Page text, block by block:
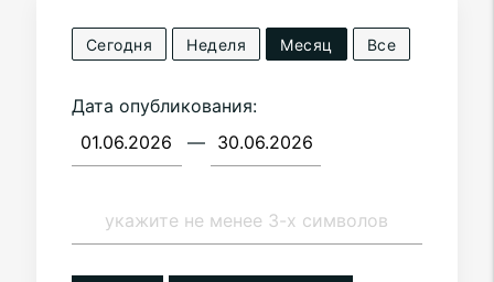
Сегодня Неделя Месяц Все
Дата опубликования:
—